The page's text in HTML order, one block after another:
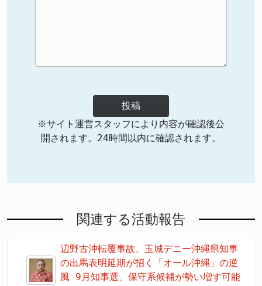
投稿
※サイト運営スタッフにより内容が確認後公
開されます。24時間以内に確認されます。
関連する活動報告
辺野古沖転覆事故、玉城デニー沖縄県知事
の出馬表明延期が招く「オール沖縄」の逆
風 9月知事選、保守系候補が勢い増す可能